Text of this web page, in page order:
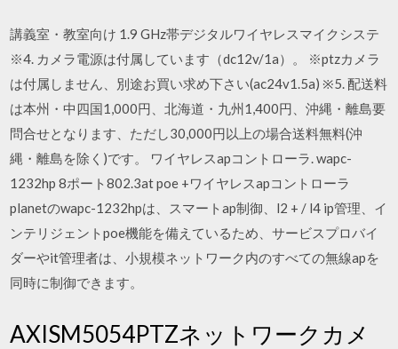
講義室・教室向け 1.9 GHz帯デジタルワイヤレスマイクシステ
※4. カメラ電源は付属しています（dc12v/1a）。 ※ptzカメラ
は付属しません、別途お買い求め下さい(ac24v1.5a) ※5. 配送料
は本州・中四国1,000円、北海道・九州1,400円、沖縄・離島要
問合せとなります、ただし30,000円以上の場合送料無料(沖
縄・離島を除く)です。 ワイヤレスapコントローラ. wapc-
1232hp 8ポート802.3at poe +ワイヤレスapコントローラ
planetのwapc-1232hpは、スマートap制御、l2 + / l4 ip管理、イ
ンテリジェントpoe機能を備えているため、サービスプロバイ
ダーやit管理者は、小規模ネットワーク内のすべての無線apを
同時に制御できます。
AXISM5054PTZネットワークカメ